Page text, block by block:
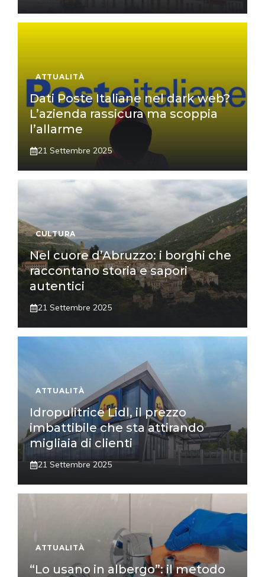
ATTUALITÀ
Dati Poste Italiane nel dark web?
L’azienda rassicura ma scoppia
l’allarme
21 Settembre 2025
CULTURA
Nel cuore d’Abruzzo: i borghi che
raccontano storia e sapori
autentici
21 Settembre 2025
ATTUALITÀ
Idropulitrice Lidl, il prezzo
imbattibile che sta attirando
migliaia di clienti
21 Settembre 2025
ATTUALITÀ
“Lo usano in albergo”: il metodo